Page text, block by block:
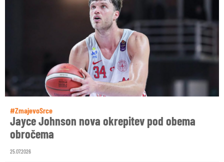
#ZmajevoSrce
Jayce Johnson nova okrepitev pod obema
obročema
25.07.2026